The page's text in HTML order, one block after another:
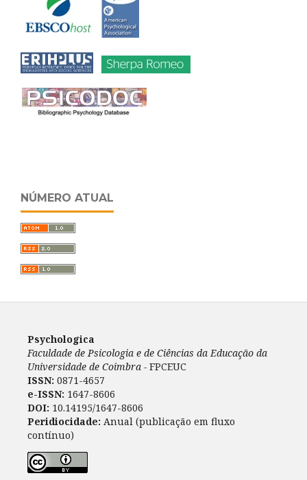
NÚMERO ATUAL
Psychologica
Faculdade de Psicologia e de Ciências da Educação da
Universidade de Coimbra - FPCEUC
ISSN: 0871-4657
e-ISSN: 1647-8606
DOI: 10.14195/1647-8606
Peridiocidade: Anual (publicação em fluxo
contínuo)